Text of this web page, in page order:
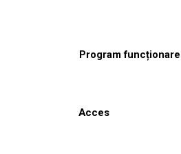
Program funcționare
Acces